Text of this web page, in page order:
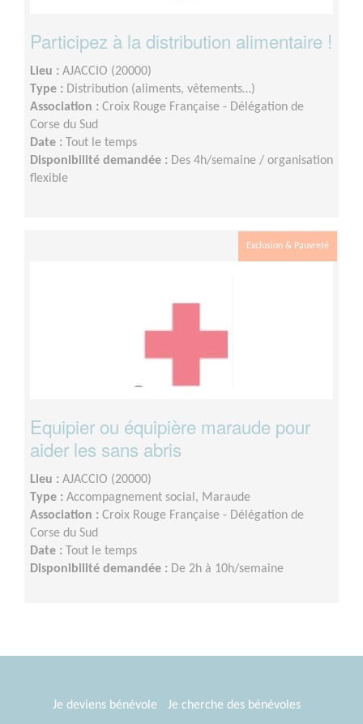
Participez à la distribution alimentaire !
Lieu : AJACCIO (20000)
Type : Distribution (aliments, vêtements…)
Association : Croix Rouge Française - Délégation de
Corse du Sud
Date : Tout le temps
Disponibilité demandée : Des 4h/semaine / organisation
flexible
Exclusion & Pauvreté
Equipier ou équipière maraude pour
aider les sans abris
Lieu : AJACCIO (20000)
Type : Accompagnement social, Maraude
Association : Croix Rouge Française - Délégation de
Corse du Sud
Date : Tout le temps
Disponibilité demandée : De 2h à 10h/semaine
Je deviens bénévole Je cherche des bénévoles